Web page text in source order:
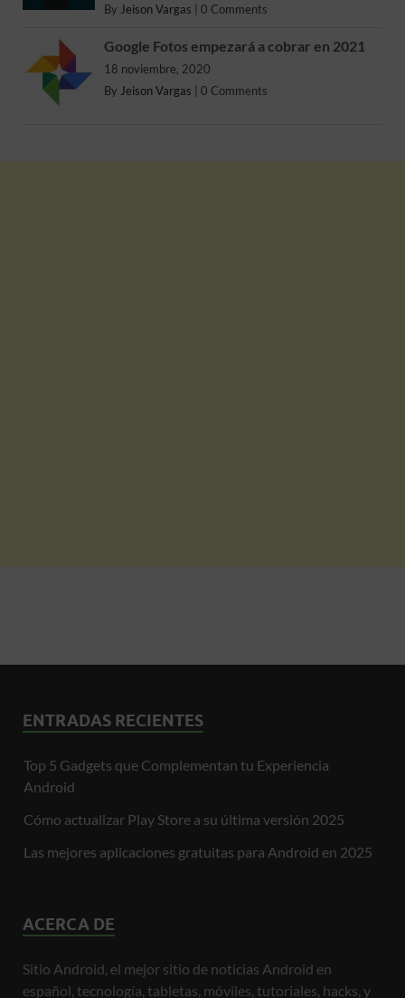
By Jeison Vargas | 0 Comments
Google Fotos empezará a cobrar en 2021
18 noviembre, 2020
By Jeison Vargas | 0 Comments
ENTRADAS RECIENTES
Top 5 Gadgets que Complementan tu Experiencia
Android
Cómo actualizar Play Store a su última versión 2025
Las mejores aplicaciones gratuitas para Android en 2025
ACERCA DE
Sitio Android, el mejor sitio de noticias Android en
español, tecnología, tabletas, móviles, tutoriales, hacks, y